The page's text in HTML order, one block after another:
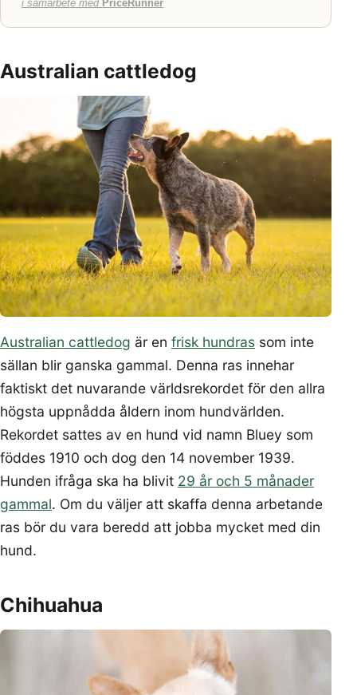
i samarbete med PriceRunner
Australian cattledog
Australian cattledog är en frisk hundras som inte
sällan blir ganska gammal. Denna ras innehar
faktiskt det nuvarande världsrekordet för den allra
högsta uppnådda åldern inom hundvärlden.
Rekordet sattes av en hund vid namn Bluey som
föddes 1910 och dog den 14 november 1939.
Hunden ifråga ska ha blivit 29 år och 5 månader
gammal. Om du väljer att skaffa denna arbetande
ras bör du vara beredd att jobba mycket med din
hund.
Chihuahua